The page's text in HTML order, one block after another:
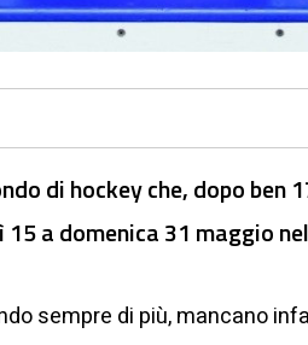
di hockey che, dopo
a domenica 31 maggio
sempre di più, mancano